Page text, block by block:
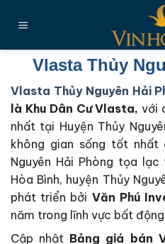
đến
Vlasta Thủy
Vlasta Thủy Nguyên Hải
là Khu Dân Cư Vlasta,với
nhất tại Huyện Thủy
không gian sống tốt nhất
Nguyên Hải Phòng tọa
Hòa Bình, huyện Thủy
phát triển bởi Văn Phú
năm trong lĩnh vực bất động
Cập nhật Bảng giá bán